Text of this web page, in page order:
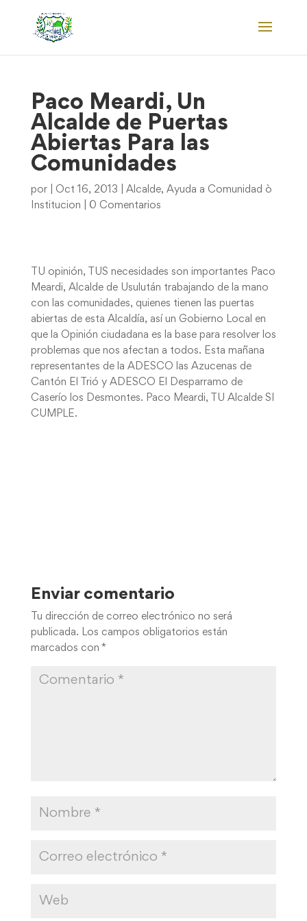
Paco Meardi, Un
Alcalde de Puertas
Abiertas Para las
Comunidades
por Oct 16, 2013 Alcalde, Ayuda a Comunidad ò
Institucion
0 Comentarios
TU opinión, TUS necesidades son importantes Paco
Meardi, Alcalde de Usulután trabajando de la mano
con las comunidades, quienes tienen las puertas
abiertas de esta Alcaldía, así un Gobierno Local en
que la Opinión ciudadana es la base para resolver los
problemas que nos afectan a todos. Esta mañana
representantes de la ADESCO las Azucenas de
Cantón El Trió y ADESCO El Desparramo de
Caserío los Desmontes. Paco Meardi, TU Alcalde SI
CUMPLE.
Enviar comentario
Tu dirección de correo electrónico no será
publicada. Los campos obligatorios están
marcados con *